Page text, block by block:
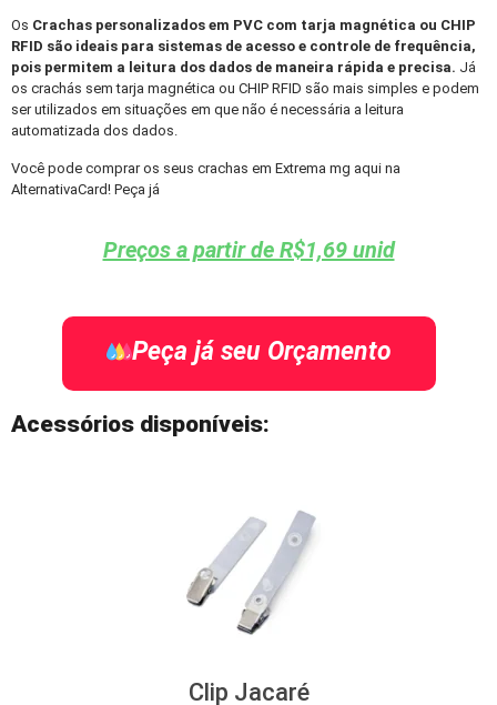
Os Crachas personalizados em PVC com tarja magnética ou CHIP
RFID são ideais para sistemas de acesso e controle de frequência,
pois permitem a leitura dos dados de maneira rápida e precisa. Já
os crachás sem tarja magnética ou CHIP RFID são mais simples e podem
ser utilizados em situações em que não é necessária a leitura
automatizada dos dados.
Você pode comprar os seus crachas em Extrema mg aqui na
AlternativaCard! Peça já
Preços a partir de R$1,69 unid
Peça já seu Orçamento
Acessórios disponíveis:
Clip Jacaré